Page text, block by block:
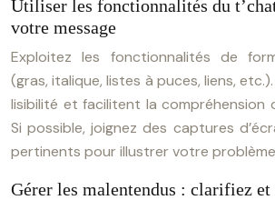
Utiliser les fonctionnalités du
votre message
Exploitez les fonctionnalités de
(gras, italique, listes à puces, liens,
lisibilité et facilitent la compréhension
Si possible, joignez des captures
pertinents pour illustrer votre
Gérer les malentendus : clarifiez